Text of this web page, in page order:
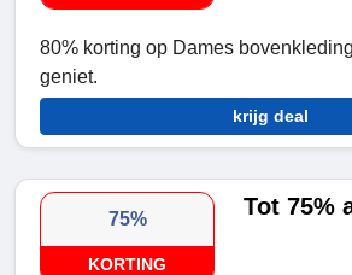
80% korting op Dames
geniet.
krijg deal
75%
KORTING
Tot 75%